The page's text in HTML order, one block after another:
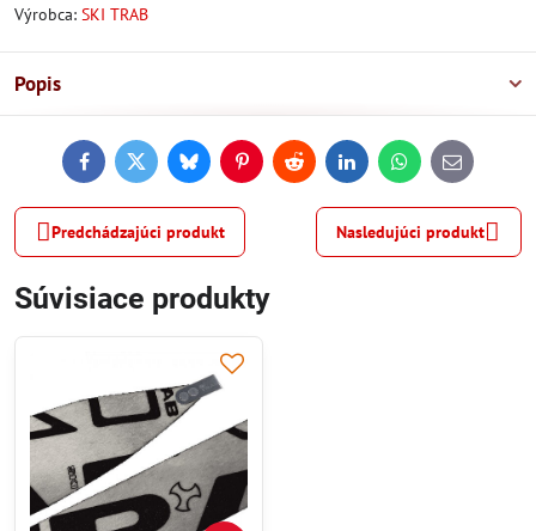
Výrobca: SKI TRAB
Popis
FacebookTwitterBlueskyPinterestReddit LinkedInWhatsApp
E-
mail
Predchádzajúci produkt Nasledujúci produkt
Súvisiace produkty